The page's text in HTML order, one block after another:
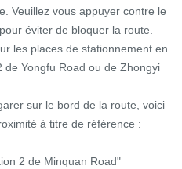
Veuillez vous appuyer contre le
éviter de bloquer la route.
les places de stationnement en
Yongfu Road ou de Zhongyi
sur le bord de la route, voici
à titre de référence :
2 de Minquan Road"